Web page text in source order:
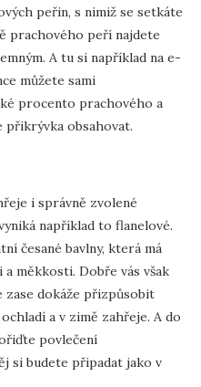
peřin, s nimiž se setkáte
prachového peří najdete
A tu si například na e-
můžete sami
procento prachového a
přikrývka obsahovat.
i správně zvolené
například to flanelové.
česané bavlny, která má
měkkosti. Dobře vás však
zase dokáže přizpůsobit
a v zimě zahřeje. A do
povlečení
si budete připadat jako v